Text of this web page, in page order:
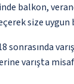
balkon,
size uygun
sonrasında
varışta